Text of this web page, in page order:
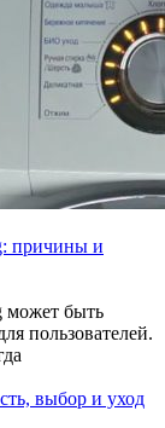
причины и
может быть
пользователей.
выбор и уход